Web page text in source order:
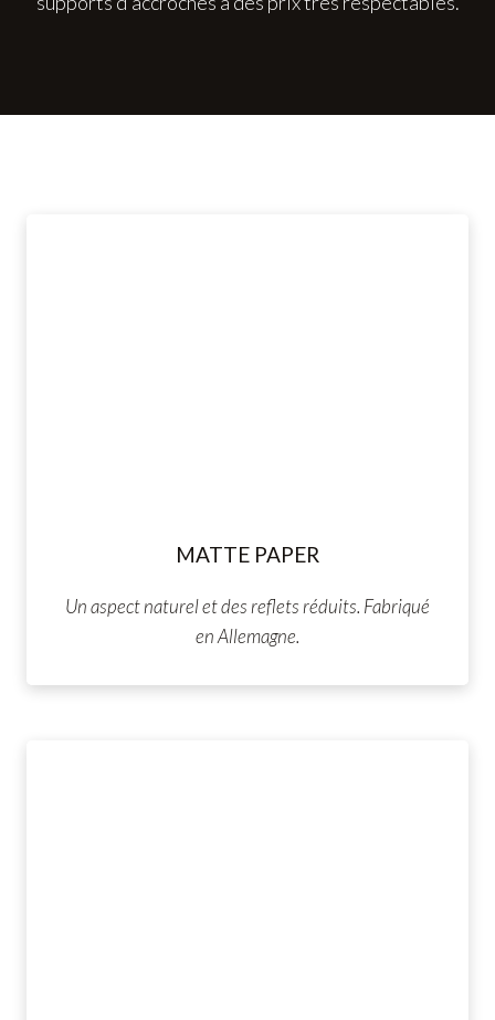
MATTE PAPER
Un aspect naturel et des reflets réduits. Fabriqué
en Allemagne.